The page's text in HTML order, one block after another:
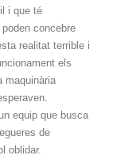
i que té
concebre
realitat terrible i
els
maquinària
equip que busca
de
oblidar.